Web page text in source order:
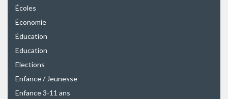
Écoles
Économie
Éducation
Education
Elections
Enfance / Jeunesse
Enfance 3-11 ans